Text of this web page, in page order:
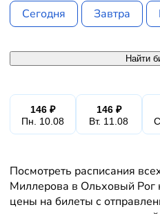
Сегодня Завтра
Найти
146 ₽
Пн. 10.08
146 ₽
Вт. 11.08
Посмотреть расписания
Миллерова в Ольховый Рог
цены на билеты с